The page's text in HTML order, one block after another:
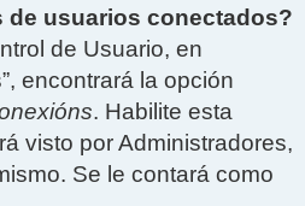
de usuarios conectados?
de Usuario, en
encontrará la opción
. Habilite esta
visto por Administradores,
Se le contará como